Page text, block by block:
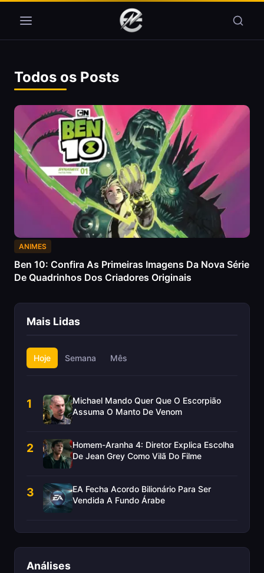
Todos os Posts
ANIMES
Ben 10: Confira As Primeiras Imagens Da Nova Série
De Quadrinhos Dos Criadores Originais
Mais Lidas
Hoje Semana Mês
1
Michael Mando Quer Que O Escorpião
Assuma O Manto De Venom
2
Homem-Aranha 4: Diretor Explica Escolha
De Jean Grey Como Vilã Do Filme
3
EA Fecha Acordo Bilionário Para Ser
Vendida A Fundo Árabe
Análises